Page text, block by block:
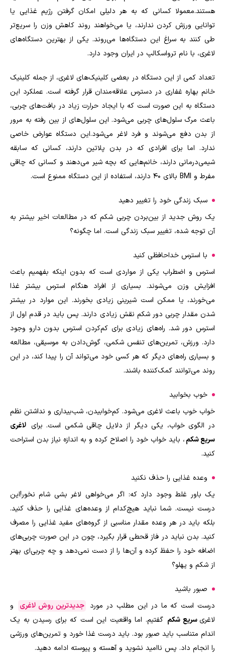
هستند.معمولا کسانی که به هر دلیلی امکان گرفتن رژیم غذایی یا
توانایی ورزش کردن ندارند، یا می‌خواهند روند کاهش وزن را سریع‌تر
طی کنند به سراغ این دستگاه‌ها می‌روند. یکی از بهترین دستگاه‌های
لاغری، با نام ترواسکالپ در ایران وجود دارد.
تعداد کمی از این دستگاه در بعضی کلینیک‌های لاغری، از جمله کلینیک
خانم بهاره غفاری در دسترس علاقه‌مندان قرار گرفته است. عملکرد این
دستگاه به این صورت است که با ایجاد حرارت زیاد در بافت‌های چربی،
باعث مرگ سلول‌های چربی می‌شود. این سلول‌های از بین رفته به مرور
از بدن دفع می‌شوند و فرد لاغر می‌شود.این دستگاه عوارض خاصی
ندارد. اما برای افرادی که در بدن پلاتین دارند، کسانی که سابقه
شیمی‌درمانی دارند، خانم‌هایی که بچه شیر می‌دهند و کسانی که چاقی
مفرط و BMI بالای ۴۰ دارند، استفاده از این دستگاه ممنوع است.
سبک زندگی خود را تغییر دهید
یک روش جدید از بین‌بردن چربی شکم که در مطالعات اخیر بیشتر به
آن توجه شده، تغییر سبک زندگی است. اما چگونه؟
با استرس خداحافظی کنید
استرس و اضطراب یکی از مواردی است که بدون اینکه بفهمیم باعث
افزایش وزن می‌شوند. بسیاری از افراد هنگام استرس بیشتر غذا
می‌خورند، یا ممکن است شیرینی زیادی بخورند. این موارد در بیشتر
شدن مقدار چربی دور شکم نقش زیادی دارند. پس باید در قدم اول از
استرس دور شد. راه‌های زیادی برای کم‌کردن استرس بدون دارو وجود
دارد. ورزش، تمرین‌های تنفس شکمی، گوش‌دادن به موسیقی،‌ مطالعه
و بسیاری راه‌های دیگر که هر کسی خود می‌تواند آن ‌را پیدا کند،‌ در این
روند می‌توانند کمک‌کننده باشند.
خوب بخوابید
خواب خوب باعث لاغری می‌شود. کم‌خوابیدن،‌ شب‌بیداری و نداشتن نظم
در الگوی خواب، یکی دیگر از دلایل چاقی شکمی است. برای لاغری
سریع شکم،‌ باید خواب خود را اصلاح کرده و به ‌اندازه نیاز بدن استراحت
کنید.
وعده غذایی را حذف نکنید
یک باور غلط وجود دارد که: اگر می‌خواهی لاغر بشی شام نخور!این
درست نیست. شما نباید هیچ‌کدام از وعده‌های غذایی را حذف کنید.
بلکه باید در هر وعده مقدار مناسبی از گروه‌های مفید غذایی را مصرف
کنید. بدن نباید در فاز قحطی قرار بگیرد، چون در این صورت چربی‌های
اضافه خود را حفظ کرده و آن‌ها را از دست نمی‌دهد و چه چربی‌ای بهتر
از شکم و پهلو؟
صبور باشید
درست است که ما در این مطلب در مورد جدیدترین روش لاغری
و
لاغریسریع شکم گفتیم. اما واقعیت این است که برای رسیدن به یک
اندام متناسب باید صبور بود. باید درست غذا خورد و تمرین‌های ورزشی
را انجام داد. پس ناامید نشوید و آهسته و پیوسته ادامه دهید.